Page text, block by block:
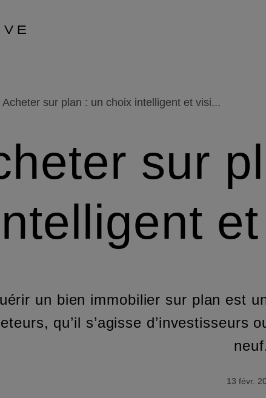
Acheter sur plan : un choix intelligent et visi...
sur
un bien immobilier sur plan est
qu’il s’agisse d’investisseurs
13 févr.